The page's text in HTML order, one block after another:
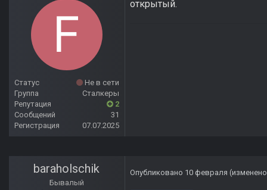
Статус
Не в сети
Группа
Сталкеры
Репутация
2
Сообщений
31
Регистрация
07.07.2025
открытый.
baraholschik
Бывалый
Опубликовано 10 февраля